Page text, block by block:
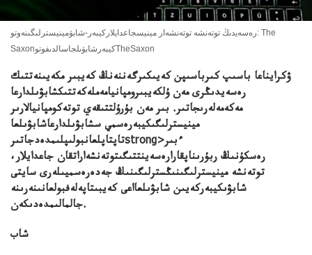
رەسەيدىڭ توتەنشە توتەنشەار مينيسجاعدايلاركيبەر-شابۋمينيسترلىگىنەوتو: The
SaxonكيبەرشابۋىلجاسالدىفوتوTheSaxon
ۋكرايناعا باسىپ كىرباسىپن كەيىكىرگەننەنڭ كەيبىر مكەيىنەتتىك
رەسەيدىڭرى مەن ۇلكەيبىرومپانيامەملەكەتتىكشابۋىلدارعا
مەكەمەلەرىجاتىر. بىر مەن بۇرۇلتتىقەي توتەكومپانيالارىر
مينيسترلىگىكيبەرەسمي سشابۋىلدارعاشابۋىلعا
تاپتاپلعانبولىپلىمدەدجاتىرstrong>ءبىر
رەسكۇنىڭ ربۇرىناپقارارەسەينتتىگىتوتەنشەاراتقان جاعدايلار،
توتەنشە مينيسترلىگىنىڭسترلىگىنىڭ جەدەرەسميىلەرى سايتى
شابۋىكيبەركەيىن شابۋىلعااعى كەيبىتاپەلەفبولعانىنەرىنە
جالمالىمدەدىكەن.
شاب